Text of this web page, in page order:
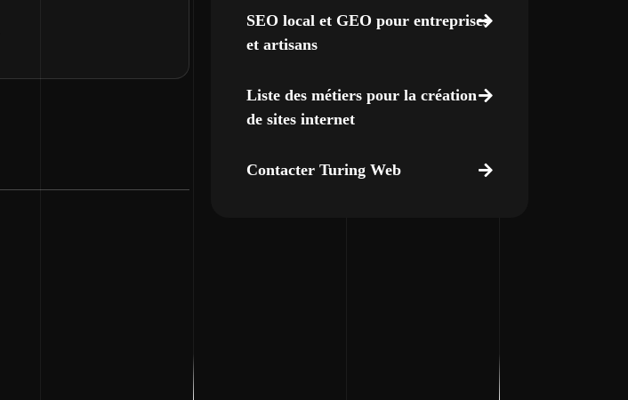
SEO local et GEO pour entreprises
et artisans
Liste des métiers pour la création
de sites internet
Contacter Turing Web